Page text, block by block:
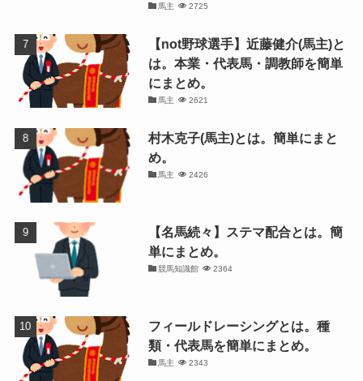
馬主 2725
【not野球選手】近藤健介(馬主)と
は。本業・代表馬・調教師を簡単
にまとめ。
馬主 2621
村木克子(馬主)とは。簡単にまと
め。
馬主 2426
【名馬続々】ステマ配合とは。簡
単にまとめ。
競馬知識館 2364
フィールドレーシングとは。種
類・代表馬を簡単にまとめ。
馬主 2343